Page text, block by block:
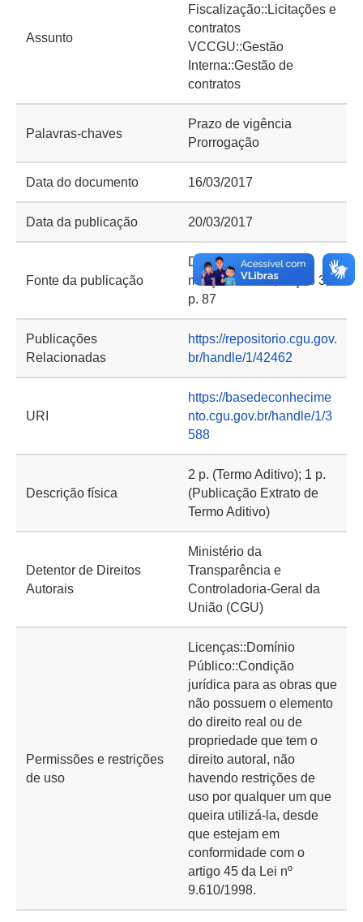
Assunto
Fiscalização::Licitações e
contratos
VCCGU::Gestão
Interna::Gestão de
contratos
Palavras-chaves
Prazo de vigência
Prorrogação
Data do documento 16/03/2017
Data da publicação 20/03/2017
Fonte da publicação
DOU n. 54, de 20 de
março de 2017, seção 3,
p. 87
Publicações
Relacionadas
https://repositorio.cgu.gov.
br/handle/1/42462
URI
https://basedeconhecime
nto.cgu.gov.br/handle/1/3
588
Descrição física
2 p. (Termo Aditivo); 1 p.
(Publicação Extrato de
Termo Aditivo)
Detentor de Direitos
Autorais
Ministério da
Transparência e
Controladoria-Geral da
União (CGU)
Permissões e restrições
de uso
Licenças::Domínio
Público::Condição
jurídica para as obras que
não possuem o elemento
do direito real ou de
propriedade que tem o
direito autoral, não
havendo restrições de
uso por qualquer um que
queira utilizá-la, desde
que estejam em
conformidade com o
artigo 45 da Lei nº
9.610/1998.